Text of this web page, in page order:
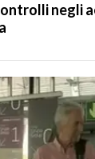
negli